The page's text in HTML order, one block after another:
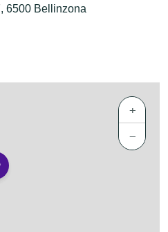
6500 Bellinzona
+
−